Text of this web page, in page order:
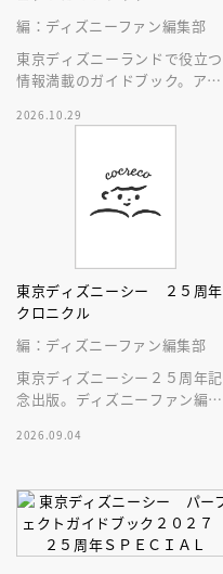
編：ディズニーファン編集部
東京ディズニーランドで役立つ
情報満載のガイドブック。アト
ン、グッズまでが１冊に！
2026.10.29
東京ディズニーシー ２５周年
クロニクル
編：ディズニーファン編集部
東京ディズニーシー２５周年記
念出版。ディズニーファン編集
したパークファン必見の２５年
2026.09.04